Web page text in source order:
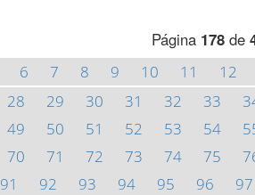
Página 178de
6 7 8 9 10 11 12
28 29 30 31 32 33
49 50 51 52 53 54
70 71 72 73 74 75
91 92 93 94 95 96 97